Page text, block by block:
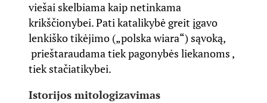
viešai skelbiama kaip netinkama
krikščionybei. Pati katalikybė greit įgavo
lenkiško tikėjimo („polska wiara“) sąvoką,
prieštaraudama tiek pagonybės liekanoms ,
tiek stačiatikybei.
Istorijos mitologizavimas